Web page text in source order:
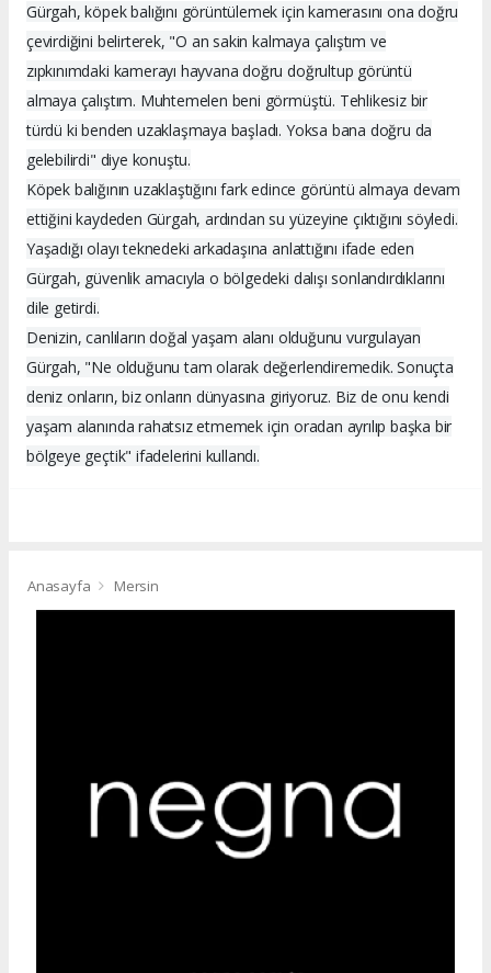
Gürgah, köpek balığını görüntülemek için kamerasını ona doğru
çevirdiğini belirterek, "O an sakin kalmaya çalıştım ve
zıpkınımdaki kamerayı hayvana doğru doğrultup görüntü
almaya çalıştım. Muhtemelen beni görmüştü. Tehlikesiz bir
türdü ki benden uzaklaşmaya başladı. Yoksa bana doğru da
gelebilirdi" diye konuştu.
Köpek balığının uzaklaştığını fark edince görüntü almaya devam
ettiğini kaydeden Gürgah, ardından su yüzeyine çıktığını söyledi.
Yaşadığı olayı teknedeki arkadaşına anlattığını ifade eden
Gürgah, güvenlik amacıyla o bölgedeki dalışı sonlandırdıklarını
dile getirdi.
Denizin, canlıların doğal yaşam alanı olduğunu vurgulayan
Gürgah, "Ne olduğunu tam olarak değerlendiremedik. Sonuçta
deniz onların, biz onların dünyasına giriyoruz. Biz de onu kendi
yaşam alanında rahatsız etmemek için oradan ayrılıp başka bir
bölgeye geçtik" ifadelerini kullandı.
Anasayfa Mersin